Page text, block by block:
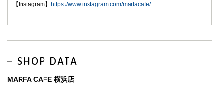
【Instagram】 https://www.instagram.com/marfacafe/
SHOP DATA
MARFA CAFE 横浜店